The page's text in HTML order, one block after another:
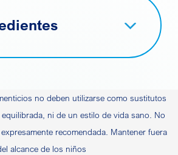
no deben utilizarse como sustitutos
ni de un estilo de vida sano. No
recomendada. Mantener fuera
alcance de los niños